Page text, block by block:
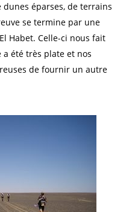
dunes éparses, de terrains
se termine par une
Habet. Celle-ci nous fait
été très plate et nos
de fournir un autre